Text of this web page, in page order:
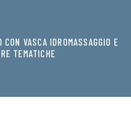
VASCA IDROMASSAGGIO E
TEMATICHE